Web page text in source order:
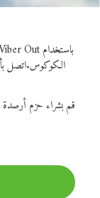
الكوكوس.اتصل
قم بشراء حزم أرصدة